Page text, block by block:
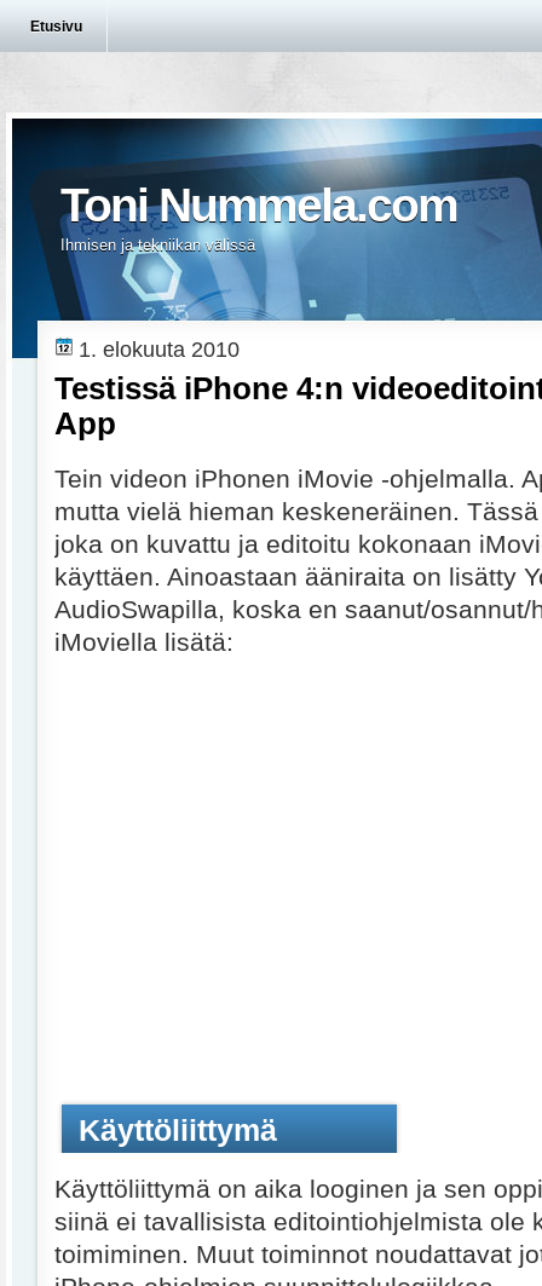
Etusivu
Toni Nummela.com
Ihmisen ja tekniikan välissä
1. elokuuta 2010
Testissä iPhone 4:n
App
Tein videon iPhonen iMovie -ohjelmalla.
mutta vielä hieman keskeneräinen.
joka on kuvattu ja editoitu kokonaan
käyttäen. Ainoastaan ääniraita on lisätty
AudioSwapilla, koska en saanut/osannut/
iMoviella lisätä:
Käyttöliittymä
Käyttöliittymä on aika looginen ja sen
siinä ei tavallisista editointiohjelmista ole
toimiminen. Muut toiminnot noudattavat